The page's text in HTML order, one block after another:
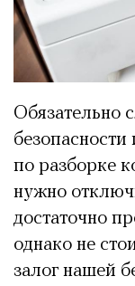
Обязательно
по разборке
нужно
достаточно
однако не
залог нашей